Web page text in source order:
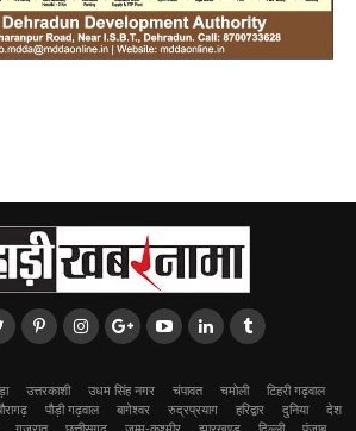
उत्तरकाशी उधम सिंह नगर चंपावत चमोली
टिहरी गढ़वाल
पौड़ी गढ़वाल बागेश्वर रुद्रप्रयाग हरिद्वार दुनिया
देश